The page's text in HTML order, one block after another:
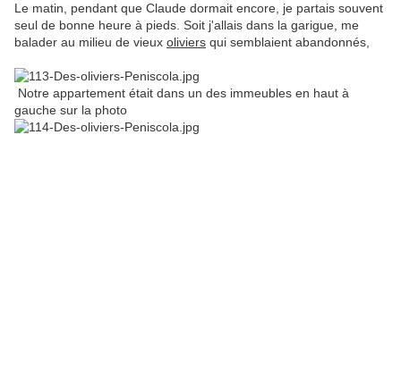
Le matin, pendant que Claude dormait encore, je partais souvent
seul de bonne heure à pieds. Soit j'allais dans la garigue, me
balader au milieu de vieux oliviers qui semblaient abandonnés,
Notre appartement était dans un des immeubles en haut à
gauche sur la photo